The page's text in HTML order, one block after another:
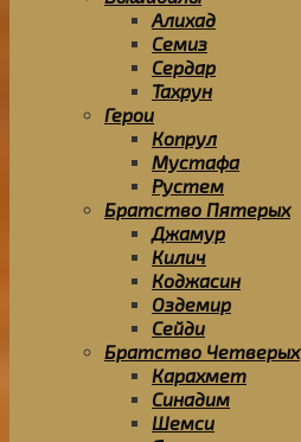
Алихад
Семиз
Сердар
Тахрун
Герои
Копрул
Мустафа
Рустем
Братство Пятерых
Джамур
Килич
Коджасин
Оздемир
Сейди
Братство Четверых
Карахмет
Синадим
Шемси